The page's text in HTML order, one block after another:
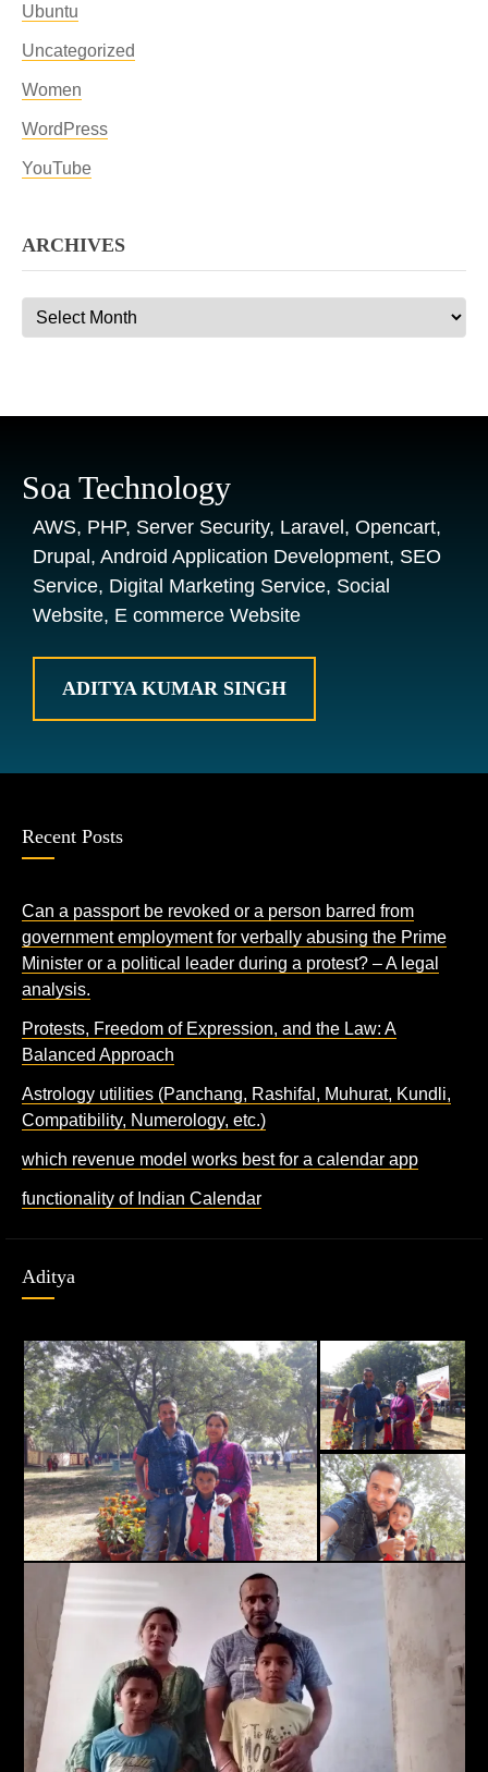
Ubuntu
Uncategorized
Women
WordPress
YouTube
ARCHIVES
Archives
Soa Technology
AWS, PHP, Server Security, Laravel, Opencart,
Drupal, Android Application Development, SEO
Service, Digital Marketing Service, Social
Website, E commerce Website
ADITYA KUMAR SINGH
Recent Posts
Can a passport be revoked or a person barred from
government employment for verbally abusing the Prime
Minister or a political leader during a protest? – A legal
analysis.
Protests, Freedom of Expression, and the Law: A
Balanced Approach
Astrology utilities (Panchang, Rashifal, Muhurat, Kundli,
Compatibility, Numerology, etc.)
which revenue model works best for a calendar app
functionality of Indian Calendar
Aditya